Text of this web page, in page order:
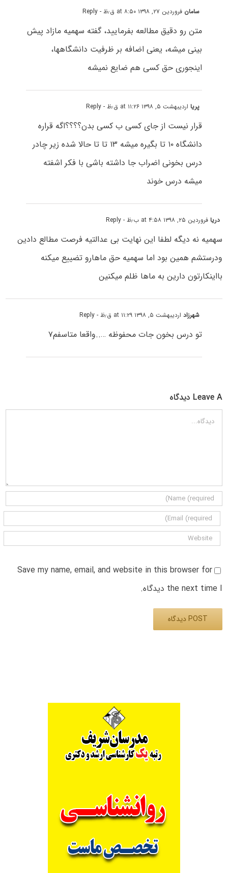
سامان فروردین ۲۷, ۱۳۹۸ at ۸:۵۰ ق٫ظ - Reply
متن رو دقیق مطالعه بفرمایید، گفته سهمیه مازاد پیش
بینی میشه، یعنی اضافه بر ظرفیت دانشگاهها،
اینجوری حق کسی هم ضایع نمیشه
پریااردیبهشت ۵, ۱۳۹۸ at ۱۱:۲۶ ق٫ظ - Reply
قرار نیست از جای کسی ب کسی بدن؟؟؟؟اگه قراره
دانشگاه ۱۰ تا بگیره میشه ۱۳ تا تا حالا شده زیر چادر
درس بخونی اضراب جا داشته باشی با فکر اشفته
میشه درس خوند
دریافروردین ۲۵, ۱۳۹۸ at ۴:۵۸ ب٫ظ - Reply
سهمیه نه دیگه لطفا این نهایت بی عدالتیه فرصت مطالع دادین
ودرستشم همین بود اما سهمیه حق ماهارو تضییع میکنه
بااینکارتون دارین به ماها ظلم میکنین
شهرزاداردیبهشت ۵, ۱۳۹۸ at ۱۱:۲۹ ق٫ظ - Reply
تو درس بخون جات محفوظه …..واقعا متاسفم۷
Leave A دیدگاه
دیدگاه
Save my name, email, and website in this browser for
the next time I دیدگاه.